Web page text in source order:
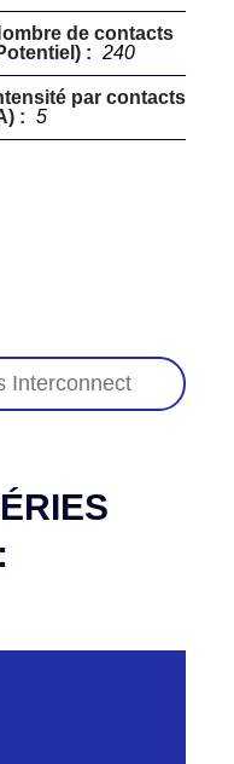
de contacts
: 240
par contacts
: 5